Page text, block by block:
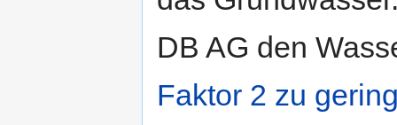
DB AG den
Faktor 2 zu